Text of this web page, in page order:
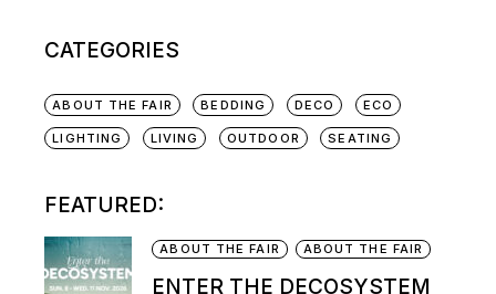
CATEGORIES
ABOUT THE FAIR BEDDING DECO ECO
LIGHTING LIVING OUTDOOR SEATING
FEATURED:
ABOUT THE FAIR ABOUT THE FAIR
ENTER THE DECOSYSTEM